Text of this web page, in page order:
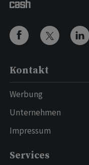
Kontakt
Werbung
Unternehmen
Impressum
Services